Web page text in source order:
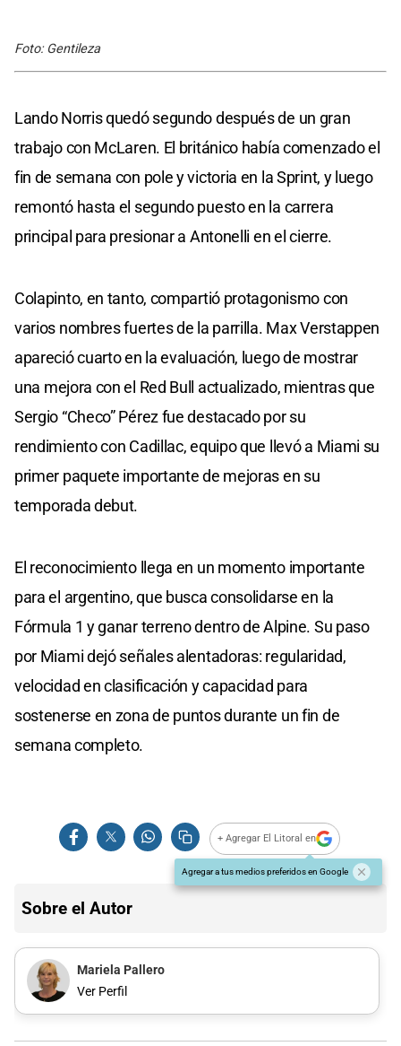
Foto: Gentileza
Lando Norris quedó segundo después de un gran
trabajo con McLaren. El británico había comenzado el
fin de semana con pole y victoria en la Sprint, y luego
remontó hasta el segundo puesto en la carrera
principal para presionar a Antonelli en el cierre.
Colapinto, en tanto, compartió protagonismo con
varios nombres fuertes de la parrilla. Max Verstappen
apareció cuarto en la evaluación, luego de mostrar
una mejora con el Red Bull actualizado, mientras que
Sergio “Checo” Pérez fue destacado por su
rendimiento con Cadillac, equipo que llevó a Miami su
primer paquete importante de mejoras en su
temporada debut.
El reconocimiento llega en un momento importante
para el argentino, que busca consolidarse en la
Fórmula 1 y ganar terreno dentro de Alpine. Su paso
por Miami dejó señales alentadoras: regularidad,
velocidad en clasificación y capacidad para
sostenerse en zona de puntos durante un fin de
semana completo.
+ Agregar El Litoral en
Agregar a tus medios preferidos en Google
Sobre el Autor
Mariela Pallero
Ver Perfil